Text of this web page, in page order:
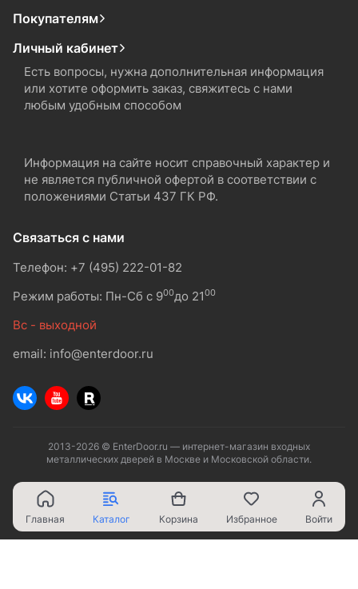
Покупателям
Личный кабинет
Есть вопросы, нужна дополнительная информация
или хотите оформить заказ, свяжитесь с нами
любым удобным способом
Информация на сайте носит справочный характер и
не является публичной офертой в соответствии с
положениями Статьи 437 ГК РФ.
Связаться с нами
Телефон: +7 (495) 222-01-82
Режим работы: Пн-Сб с 900до 2100
Вс - выходной
email: info@enterdoor.ru
2013-2026 © EnterDoor.ru — интернет-магазин входных
металлических дверей в Москве и Московской области.
Главная Каталог Корзина Избранное Войти